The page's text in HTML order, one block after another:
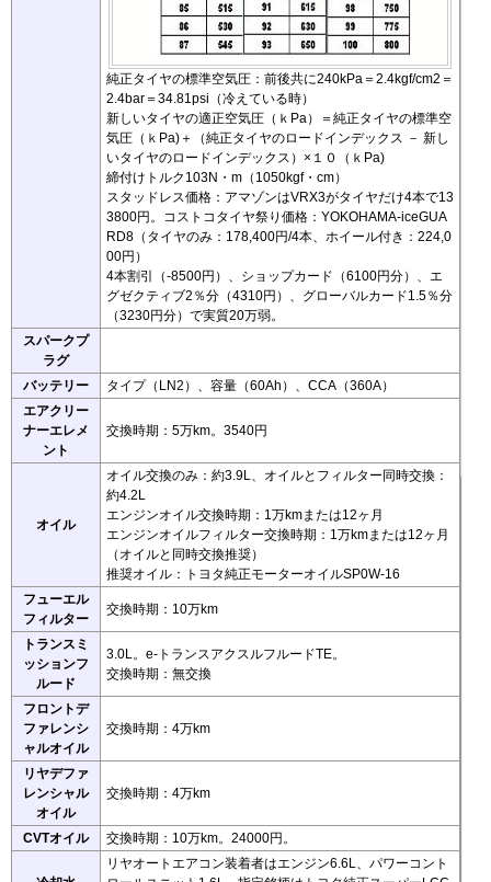
純正タイヤの標準空気圧：前後共に240kPa＝2.4kgf/cm2＝
2.4bar＝34.81psi（冷えている時）
新しいタイヤの適正空気圧（ｋPa）＝純正タイヤの標準空
気圧（ｋPa)＋（純正タイヤのロードインデックス － 新し
いタイヤのロードインデックス）×１０（ｋPa)
締付けトルク103N・m（1050kgf・cm）
スタッドレス価格：アマゾンはVRX3がタイヤだけ4本で13
3800円。コストコタイヤ祭り価格：YOKOHAMA-iceGUA
RD8（タイヤのみ：178,400円/4本、ホイール付き：224,0
00円）
4本割引（-8500円）、ショップカード（6100円分）、エ
グゼクティブ2％分（4310円）、グローバルカード1.5％分
（3230円分）で実質20万弱。
スパークプ
ラグ
バッテリー
タイプ（LN2）、容量（60Ah）、CCA（360A）
エアクリー
ナーエレメ
ント
交換時期：5万km。3540円
オイル
オイル交換のみ：約3.9L、オイルとフィルター同時交換：
約4.2L
エンジンオイル交換時期：1万kmまたは12ヶ月
エンジンオイルフィルター交換時期：1万kmまたは12ヶ月
（オイルと同時交換推奨）
推奨オイル：トヨタ純正モーターオイルSP0W-16
フューエル
フィルター
交換時期：10万km
トランスミ
ッションフ
ルード
3.0L。e-トランスアクスルフルードTE。
交換時期：無交換
フロントデ
ファレンシ
ャルオイル
交換時期：4万km
リヤデファ
レンシャル
オイル
交換時期：4万km
CVTオイル 交換時期：10万km。24000円。
リヤオートエアコン装着者はエンジン6.6L、パワーコント